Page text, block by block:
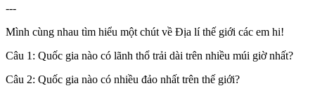
---
Mình cùng nhau tìm hiểu một chút về Địa lí thế giới các em hi!
Câu 1: Quốc gia nào có lãnh thổ trải dài trên nhiều múi giờ nhất?
Câu 2: Quốc gia nào có nhiều đảo nhất trên thế giới?